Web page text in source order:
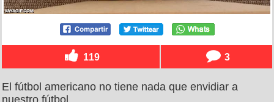
119 3
El fútbol americano no tiene nada que envidiar a
nuestro fútbol